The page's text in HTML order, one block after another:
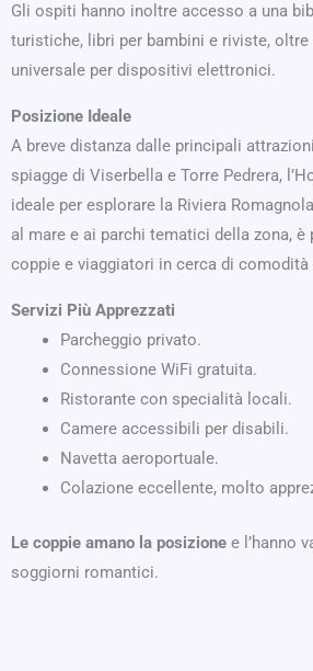
Gli ospiti hanno inoltre accesso a una
turistiche, libri per bambini e riviste,
universale per dispositivi elettronici.
Posizione Ideale
A breve distanza dalle principali
spiagge di Viserbella e Torre Pedrera,
ideale per esplorare la Riviera
al mare e ai parchi tematici della zona,
coppie e viaggiatori in cerca di comodità
Servizi Più Apprezzati
Parcheggio privato.
Connessione WiFi gratuita.
Ristorante con specialità locali.
Camere accessibili per disabili.
Navetta aeroportuale.
Colazione eccellente, molto
Le coppie amano la posizione e l’hanno
soggiorni romantici.